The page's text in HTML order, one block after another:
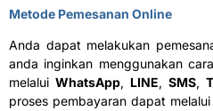
Metode Pemesanan Online
Anda dapat melakukan
anda inginkan menggunakan
melalui WhatsApp, LINE, SMS,
proses pembayaran dapat